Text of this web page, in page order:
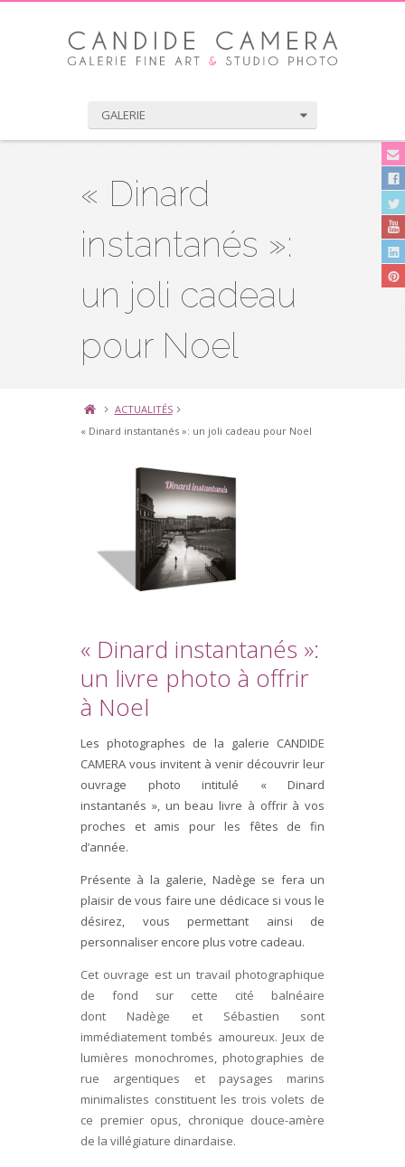
GALERIE
« Dinard
instantanés »:
un joli cadeau
pour Noel
ACTUALITÉS
« Dinard instantanés »: un joli cadeau pour Noel
« Dinard instantanés »:
un livre photo à offrir
à Noel
Les photographes de la galerie CANDIDE
CAMERA vous invitent à venir découvrir leur
ouvrage photo intitulé « Dinard
instantanés », un beau livre à offrir à vos
proches et amis pour les fêtes de fin
d’année.
Présente à la galerie, Nadège se fera un
plaisir de vous faire une dédicace si vous le
désirez, vous permettant ainsi de
personnaliser encore plus votre cadeau.
Cet ouvrage est un travail photographique
de fond sur cette cité balnéaire
dont Nadège et Sébastien sont
immédiatement tombés amoureux. Jeux de
lumières monochromes, photographies de
rue argentiques et paysages marins
minimalistes constituent les trois volets de
ce premier opus, chronique douce-amère
de la villégiature dinardaise.